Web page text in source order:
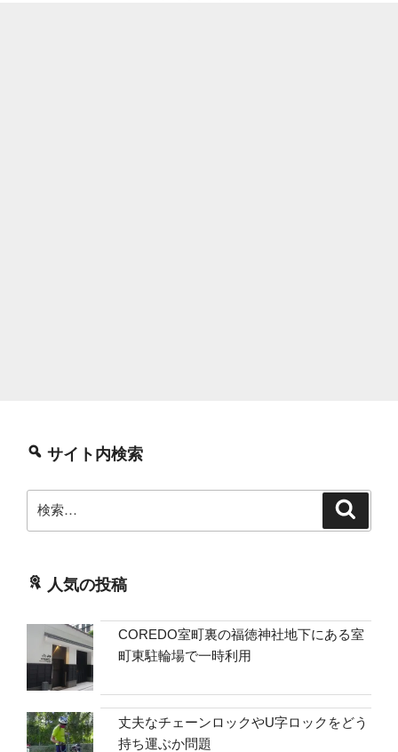
サイト内検索
索:
人気の投稿
COREDO室町裏の福徳神社地下にある室
町東駐輪場で一時利用
丈夫なチェーンロックやU字ロックをどう
持ち運ぶか問題